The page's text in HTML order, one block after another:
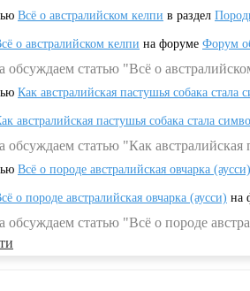
Всё о австралийском келпи в раздел
о австралийском келпи на форуме Форум
обсуждаем статью "Всё о
Как австралийская пастушья собака
австралийская пастушья собака стала
обсуждаем статью "Как
Всё о породе австралийская овчарка (аусси)
о породе австралийская овчарка (аусси) на
обсуждаем статью "Всё о породе